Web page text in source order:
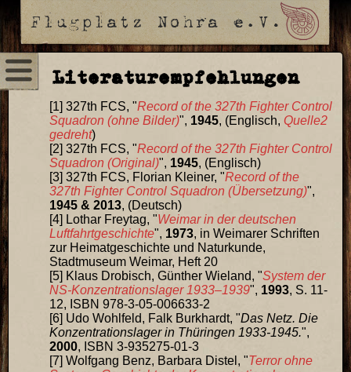
Literaturempfehlungen
327th FCS, "Record of the 327th Fighter Control
Squadron (ohne Bilder)", 1945, (Englisch, Quelle2
gedreht)
327th FCS, "Record of the 327th Fighter Control
Squadron (Original)", 1945, (Englisch)
327th FCS, Florian Kleiner, "Record of the
327th Fighter Control Squadron (Übersetzung)",
1945 & 2013, (Deutsch)
Lothar Freytag, "Weimar in der deutschen
Luftfahrtgeschichte", 1973, in Weimarer Schriften
zur Heimatgeschichte und Naturkunde,
Stadtmuseum Weimar, Heft 20
Klaus Drobisch, Günther Wieland, "System der
NS-Konzentrationslager 1933–1939", 1993, S. 11-
12, ISBN 978-3-05-006633-2
Udo Wohlfeld, Falk Burkhardt, "Das Netz. Die
Konzentrationslager in Thüringen 1933-1945.",
2000, ISBN 3-935275-01-3
Wolfgang Benz, Barbara Distel, "Terror ohne